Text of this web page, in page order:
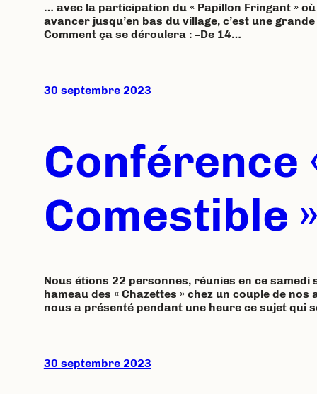
… avec la participation du « Papillon Fringant »
avancer jusqu’en bas du village, c’est une
Comment ça se déroulera : –De 14…
30 septembre 2023
Conférence
Comestible
Nous étions 22 personnes, réunies en ce
hameau des « Chazettes » chez un couple de
nous a présenté pendant une heure ce sujet qui
30 septembre 2023